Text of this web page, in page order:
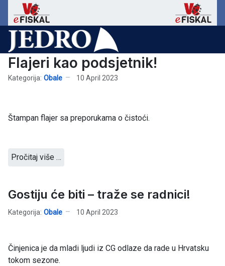
Flajeri kao podsjetnik!
Kategorija: Obale 10 April 2023
Štampan flajer sa preporukama o čistoći.
Pročitaj više …
Gostiju će biti – traže se radnici!
Kategorija: Obale 10 April 2023
Činjenica je da mladi ljudi iz CG odlaze da rade u Hrvatsku
tokom sezone.